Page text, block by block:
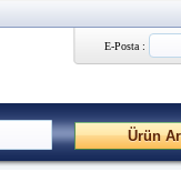
E-Posta :